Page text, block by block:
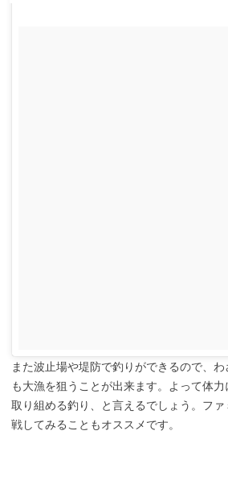
また波止場や堤防で釣りができるので、
も大漁を狙うことが出来ます。よって体
取り組める釣り、と言えるでしょう。フ
戦してみることもオススメです。